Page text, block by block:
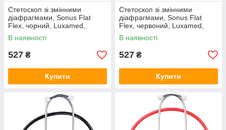
Стетоскоп зі змінними
діафрагмами, Sonus Flat
Flex, чорний, Luxamed,
(441232)
В наявності
527 ₴
Купити
Стетоскоп зі змінними
діафрагмами, Sonus Flat
Flex, червоний, Luxamed,
(4498971)
В наявності
527 ₴
Купити